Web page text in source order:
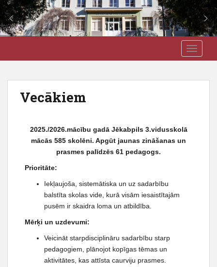
i
Vecākiem
2025./2026.mācību gadā Jēkabpils 3.vidusskolā
mācās 585 skolēni. Apgūt jaunas zināšanas un
prasmes palīdzēs 61 pedagogs.
Prioritāte:
Iekļaujoša, sistemātiska un uz sadarbību
balstīta skolas vide, kurā visām iesaistītajām
pusēm ir skaidra loma un atbildība.
Mērķi un uzdevumi:
Veicināt starpdisciplināru sadarbību starp
pedagogiem, plānojot kopīgas tēmas un
aktivitātes, kas attīsta caurviju prasmes.